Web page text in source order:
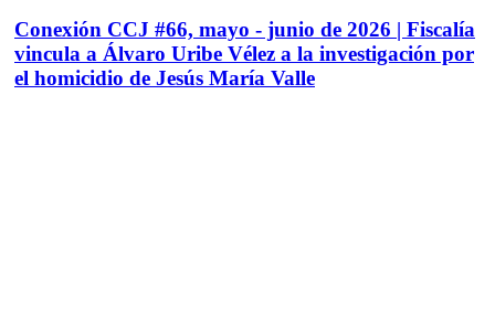
Conexión CCJ #66, mayo - junio de 2026 | Fiscalía
vincula a Álvaro Uribe Vélez a la investigación por
el homicidio de Jesús María Valle